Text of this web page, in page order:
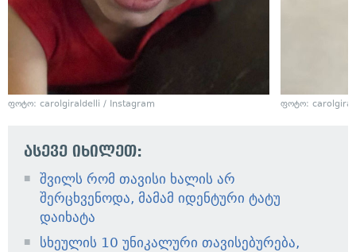
ფოტო: carolgiraldelli / Instagram ფოტო:
ასევე იხილეთ:
შვილს რომ თავისი ხალის არ
შერცხვენოდა, მამამ იდენტური ტატუ
დაიხატა
სხეულის 10 უნიკალური თავისებურება,